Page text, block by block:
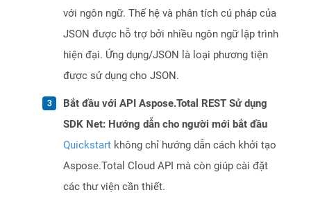
với ngôn ngữ. Thế hệ và phân tích cú pháp của
JSON được hỗ trợ bởi nhiều ngôn ngữ lập trình
hiện đại. Ứng dụng/JSON là loại phương tiện
được sử dụng cho JSON.
Bắt đầu với API Aspose.Total REST Sử dụng
SDK Net: Hướng dẫn cho người mới bắt đầu
Quickstart không chỉ hướng dẫn cách khởi tạo
Aspose.Total Cloud API mà còn giúp cài đặt
các thư viện cần thiết.